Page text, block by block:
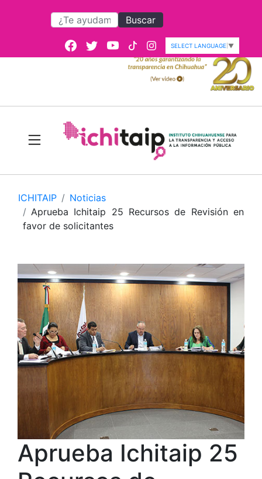
Buscar
SELECT LANGUAGE ▼
ICHITAIP
Noticias
Aprueba Ichitaip 25 Recursos de Revisión en
favor de solicitantes
Aprueba Ichitaip 25